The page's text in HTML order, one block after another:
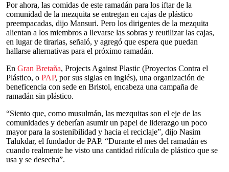
Por ahora, las comidas de este ramadán para los iftar de la
comunidad de la mezquita se entregan en cajas de plástico
preempacadas, dijo Mansuri. Pero los dirigentes de la mezquita
alientan a los miembros a llevarse las sobras y reutilizar las cajas,
en lugar de tirarlas, señaló, y agregó que espera que puedan
hallarse alternativas para el próximo ramadán.
En Gran Bretaña, Projects Against Plastic (Proyectos Contra el
Plástico, o PAP, por sus siglas en inglés), una organización de
beneficencia con sede en Bristol, encabeza una campaña de
ramadán sin plástico.
“Siento que, como musulmán, las mezquitas son el eje de las
comunidades y deberían asumir un papel de liderazgo un poco
mayor para la sostenibilidad y hacia el reciclaje”, dijo Nasim
Talukdar, el fundador de PAP. “Durante el mes del ramadán es
cuando realmente he visto una cantidad ridícula de plástico que se
usa y se desecha”.